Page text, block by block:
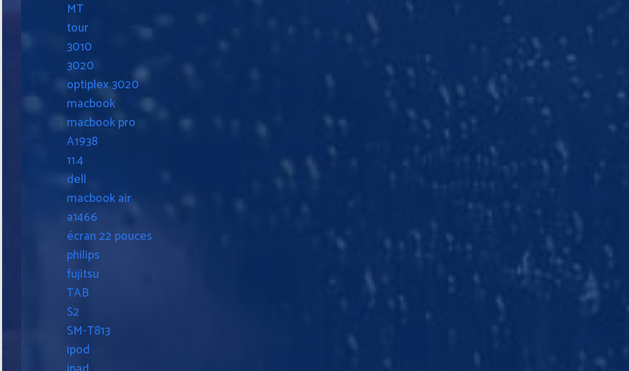
MT
tour
3010
3020
optiplex 3020
macbook
macbook pro
A1938
11.4
dell
macbook air
a1466
écran 22 pouces
philips
fujitsu
TAB
S2
SM-T813
ipod